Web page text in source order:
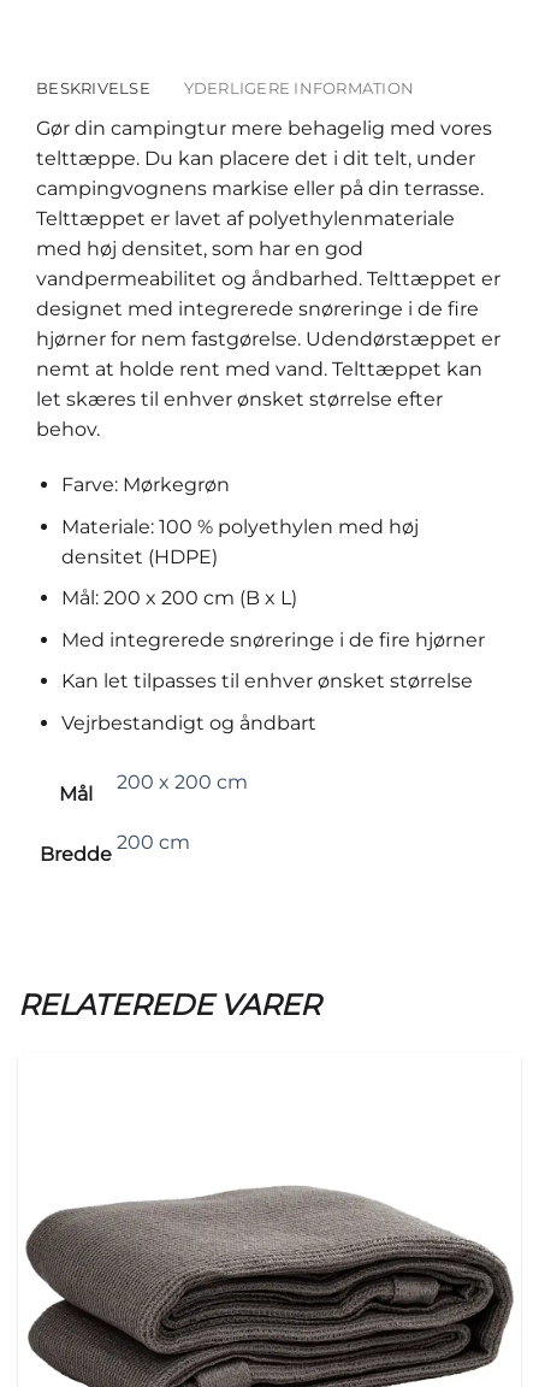
BESKRIVELSE YDERLIGERE INFORMATION
Gør din campingtur mere behagelig med vores
telttæppe. Du kan placere det i dit telt, under
campingvognens markise eller på din terrasse.
Telttæppet er lavet af polyethylenmateriale
med høj densitet, som har en god
vandpermeabilitet og åndbarhed. Telttæppet er
designet med integrerede snøreringe i de fire
hjørner for nem fastgørelse. Udendørstæppet er
nemt at holde rent med vand. Telttæppet kan
let skæres til enhver ønsket størrelse efter
behov.
Farve: Mørkegrøn
Materiale: 100 % polyethylen med høj
densitet (HDPE)
Mål: 200 x 200 cm (B x L)
Med integrerede snøreringe i de fire hjørner
Kan let tilpasses til enhver ønsket størrelse
Vejrbestandigt og åndbart
Mål
200 x 200 cm
Bredde
200 cm
RELATEREDE VARER